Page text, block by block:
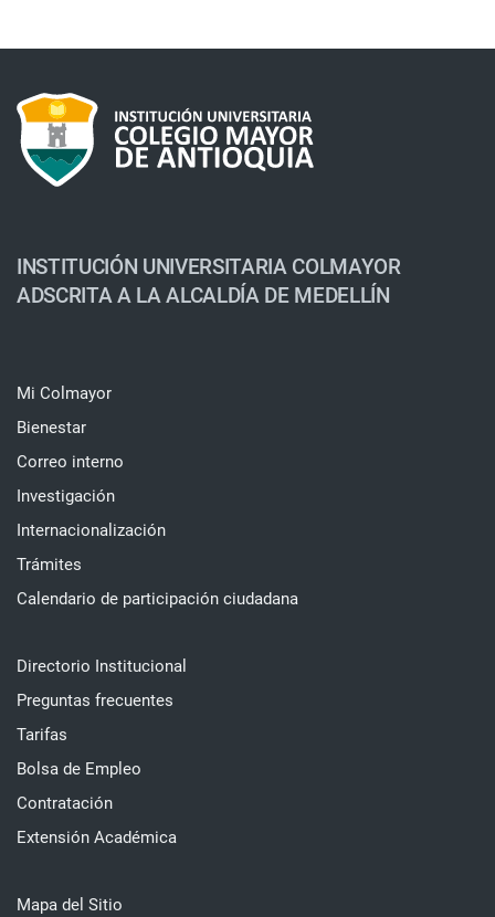
INSTITUCIÓN UNIVERSITARIA COLMAYOR
ADSCRITA A LA ALCALDÍA DE MEDELLÍN
Mi Colmayor
Bienestar
Correo interno
Investigación
Internacionalización
Trámites
Calendario de participación ciudadana
Directorio Institucional
Preguntas frecuentes
Tarifas
Bolsa de Empleo
Contratación
Extensión Académica
Mapa del Sitio